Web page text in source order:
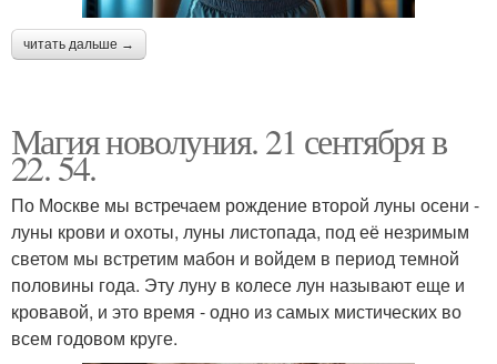
читать дальше →
Магия новолуния. 21 сентября в
22. 54.
По Москве мы встречаем рождение второй луны осени -
луны крови и охоты, луны листопада, под её незримым
светом мы встретим мабон и войдем в период темной
половины года. Эту луну в колесе лун называют еще и
кровавой, и это время - одно из самых мистических во
всем годовом круге.